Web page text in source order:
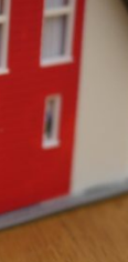
21 października,